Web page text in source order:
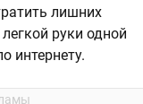
лишних
руки одной
интернету.